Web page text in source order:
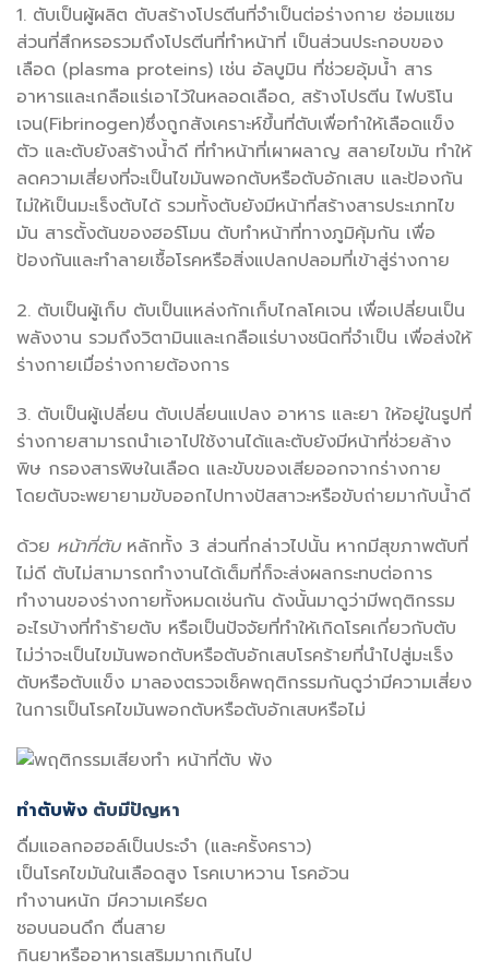
1. ตับเป็นผู้ผลิต ตับสร้างโปรตีนที่จำเป็นต่อร่างกาย ซ่อมแซม
ส่วนที่สึกหรอรวมถึงโปรตีนที่ทำหน้าที่ เป็นส่วนประกอบของ
เลือด (plasma proteins) เช่น อัลบูมิน ที่ช่วยอุ้มน้ำ สาร
อาหารและเกลือแร่เอาไว้ในหลอดเลือด, สร้างโปรตีน ไฟบริโน
เจน(Fibrinogen)ซึ่งถูกสังเคราะห์ขึ้นที่ตับเพื่อทำให้เลือดแข็ง
ตัว และตับยังสร้างน้ำดี ที่ทำหน้าที่เผาผลาญ สลายไขมัน ทำให้
ลดความเสี่ยงที่จะเป็นไขมันพอกตับหรือตับอักเสบ และป้องกัน
ไม่ให้เป็นมะเร็งตับได้ รวมทั้งตับยังมีหน้าที่สร้างสารประเภทไข
มัน สารตั้งต้นของฮอร์โมน ตับทำหน้าที่ทางภูมิคุ้มกัน เพื่อ
ป้องกันและทำลายเชื้อโรคหรือสิ่งแปลกปลอมที่เข้าสู่ร่างกาย
2. ตับเป็นผู้เก็บ ตับเป็นแหล่งกักเก็บไกลโคเจน เพื่อเปลี่ยนเป็น
พลังงาน รวมถึงวิตามินและเกลือแร่บางชนิดที่จำเป็น เพื่อส่งให้
ร่างกายเมื่อร่างกายต้องการ
3. ตับเป็นผู้เปลี่ยน ตับเปลี่ยนแปลง อาหาร และยา ให้อยู่ในรูปที่
ร่างกายสามารถนำเอาไปใช้งานได้และตับยังมีหน้าที่ช่วยล้าง
พิษ กรองสารพิษในเลือด และขับของเสียออกจากร่างกาย
โดยตับจะพยายามขับออกไปทางปัสสาวะหรือขับถ่ายมากับน้ำดี
ด้วย หน้าที่ตับหลักทั้ง 3 ส่วนที่กล่าวไปนั้น หากมีสุขภาพตับที่
ไม่ดี ตับไม่สามารถทำงานได้เต็มที่ก็จะส่งผลกระทบต่อการ
ทำงานของร่างกายทั้งหมดเช่นกัน ดังนั้นมาดูว่ามีพฤติกรรม
อะไรบ้างที่ทำร้ายตับ หรือเป็นปัจจัยที่ทำให้เกิดโรคเกี่ยวกับตับ
ไม่ว่าจะเป็นไขมันพอกตับหรือตับอักเสบโรคร้ายที่นำไปสู่มะเร็ง
ตับหรือตับแข็ง มาลองตรวจเช็คพฤติกรรมกันดูว่ามีความเสี่ยง
ในการเป็นโรคไขมันพอกตับหรือตับอักเสบหรือไม่
ทำตับพัง ตับมีปัญหา
ดื่มแอลกอฮอล์เป็นประจำ (และครั้งคราว)
เป็นโรคไขมันในเลือดสูง โรคเบาหวาน โรคอ้วน
ทำงานหนัก มีความเครียด
ชอบนอนดึก ตื่นสาย
กินยาหรืออาหารเสริมมากเกินไป